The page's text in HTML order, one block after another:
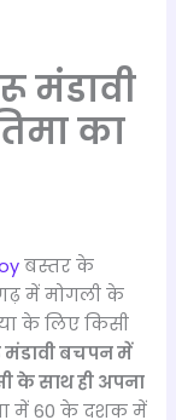
मंडावी
का
बस्तर के
में मोगली के
के लिए किसी
बचपन में
के साथ ही अपना
में 60 के दशक में